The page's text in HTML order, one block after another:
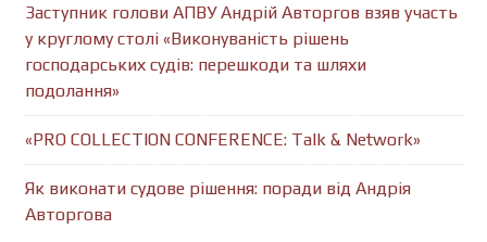
Заступник голови АПВУ Андрій Авторгов взяв участь
у круглому столі «Виконуваність рішень
господарських судів: перешкоди та шляхи
подолання»
«PRO COLLECTION CONFERENCE: Talk & Network»
Як виконати судове рішення: поради від Андрія
Авторгова